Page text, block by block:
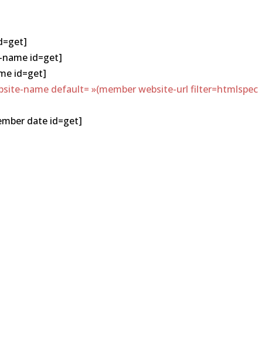
id=get]
id=get]
name default= »(member website-url
date id=get]